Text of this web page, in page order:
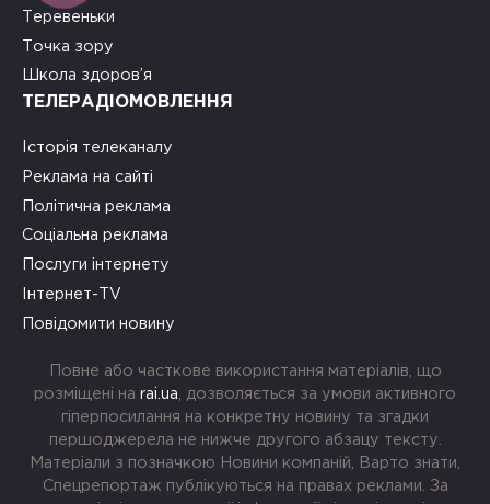
Теревеньки
Точка зору
Школа здоров’я
ТЕЛЕРАДІОМОВЛЕННЯ
Історія телеканалу
Реклама на сайті
Політична реклама
Соціальна реклама
Послуги інтернету
Інтернет-TV
Повідомити новину
Повне або часткове використання матеріалів, що
розміщені на rai.ua , дозволяється за умови активного
гіперпосилання на конкретну новину та згадки
першоджерела не нижче другого абзацу тексту.
Матеріали з позначкою Новини компаній, Варто знати,
Спецрепортаж публікуються на правах реклами. За